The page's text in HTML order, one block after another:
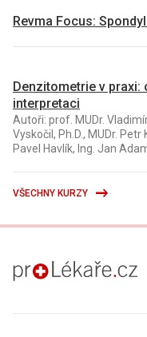
Revma Focus:
Denzitometrie v
interpretaci
Autoři: prof. MUDr.
Vyskočil, Ph.D., MUDr. Petr
Pavel Havlík, Ing. Jan
VŠECHNY KURZY
proLékaře.cz